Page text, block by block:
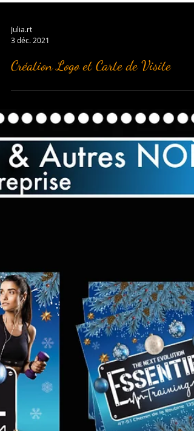
Julia.rt
3 déc. 2021
Création Logo et Carte de Visite